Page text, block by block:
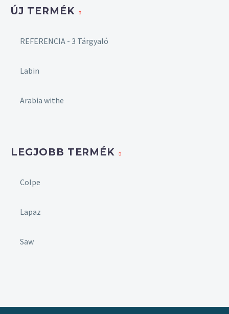
ÚJ TERMÉK
REFERENCIA - 3 Tárgyaló
Labin
Arabia withe
LEGJOBB TERMÉK
Colpe
Lapaz
Saw